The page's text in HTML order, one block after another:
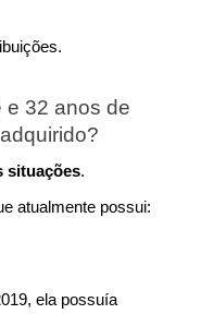
e 32 anos de
situações.
atualmente possui:
ela possuía